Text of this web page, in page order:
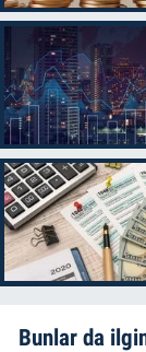
Bunlar da